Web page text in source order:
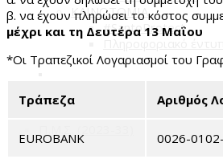
ΚΑΙΝΟΤΟΜΙΑ
#SantoProtect
Πληροφοριακό
β. να έχουν πληρώσει το κόστος
μέχρι και τη Δευτέρα 13 Μαΐου
*Οι Τραπεζικοί Λογαριασμοί του
Τράπεζα Αριθμός
EUROBANK 0026-